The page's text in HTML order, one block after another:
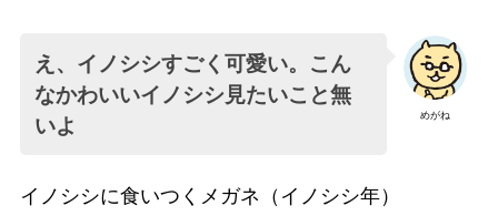
めがね
え、イノシシすごく可愛い。こん
なかわいいイノシシ見たいこと無
いよ
イノシシに食いつくメガネ（イノシシ年）